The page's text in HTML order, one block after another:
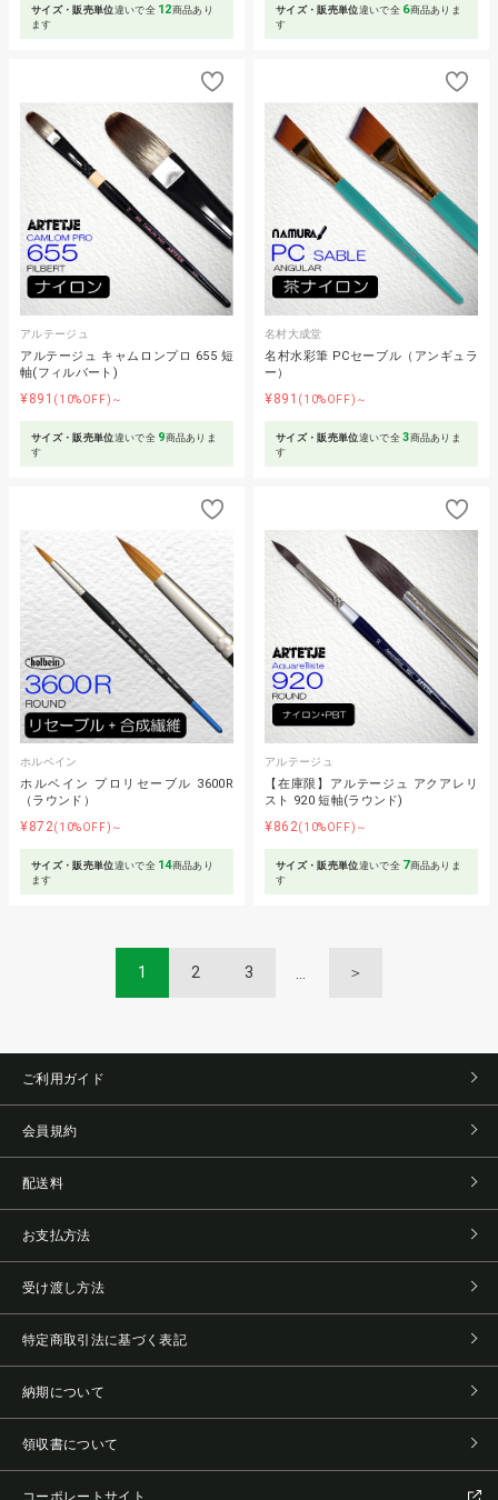
サイズ・販売単位違いで全 12商品あり
ます
サイズ・販売単位違いで全 6商品ありま
す
アルテージュ
アルテージュ キャムロンプロ 655 短
軸(フィルバート)
¥891 (10%OFF)～
サイズ・販売単位違いで全 9商品ありま
す
名村大成堂
名村水彩筆 PCセーブル（アンギュラ
ー）
¥891 (10%OFF)～
サイズ・販売単位違いで全3商品ありま
す
ホルベイン
ホルベイン プロリセーブル 3600R
（ラウンド）
¥872(10%OFF)～
サイズ・販売単位違いで全 14商品あり
ます
アルテージュ
【在庫限】アルテージュ アクアレリ
スト 920 短軸(ラウンド)
¥862(10%OFF)～
サイズ・販売単位違いで全 7商品ありま
す
1 2 3 ＞
ご利用ガイド
会員規約
配送料
お支払方法
受け渡し方法
特定商取引法に基づく表記
納期について
領収書について
コーポレートサイト